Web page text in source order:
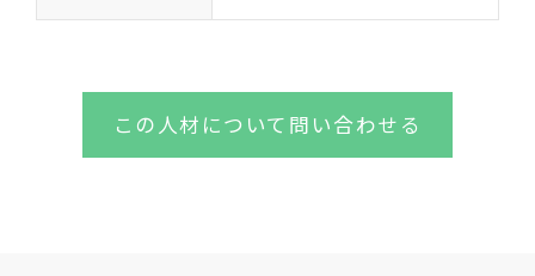
この人材について問い合わせる